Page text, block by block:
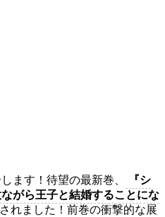
ます！待望の最新巻、
『シ
がら王子と結婚することにな
れました！前巻の衝撃的な展